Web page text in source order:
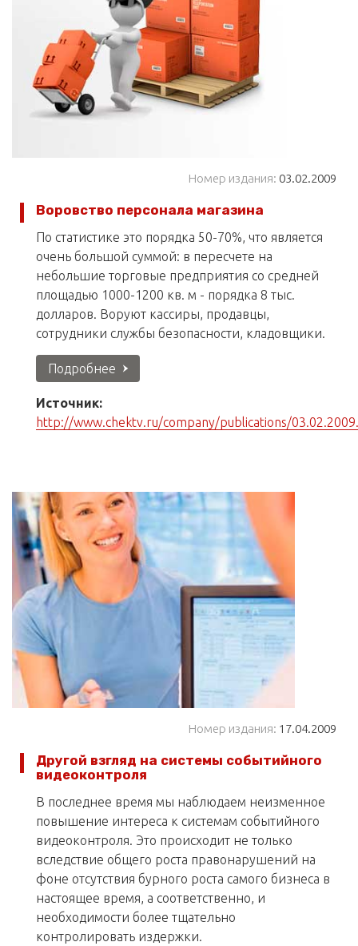
Номер издания: 03.02.2009
Воровство персонала магазина
По статистике это порядка 50-70%, что является
очень большой суммой: в пересчете на
небольшие торговые предприятия со средней
площадью 1000-1200 кв. м - порядка 8 тыс.
долларов. Воруют кассиры, продавцы,
сотрудники службы безопасности, кладовщики.
Подробнее
Источник:
http://www.chektv.ru/company/publications/
Номер издания: 17.04.2009
Другой взгляд на системы событийного
видеоконтроля
В последнее время мы наблюдаем неизменное
повышение интереса к системам событийного
видеоконтроля. Это происходит не только
вследствие общего роста правонарушений на
фоне отсутствия бурного роста самого бизнеса в
настоящее время, а соответственно, и
необходимости более тщательно
контролировать издержки.